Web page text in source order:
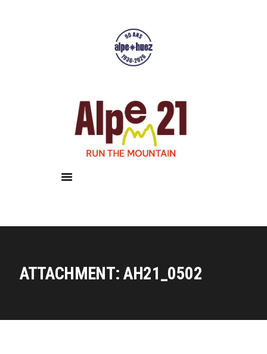
ATTACHMENT: AH21_0502
Résultats
Galerie
Infos pratiques